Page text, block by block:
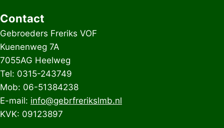
Contact
Gebroeders Freriks VOF
Kuenenweg 7A
7055AG Heelweg
Tel: 0315-243749
Mob: 06-51384238
E-mail: info@gebrfrerikslmb.nl
KVK: 09123897